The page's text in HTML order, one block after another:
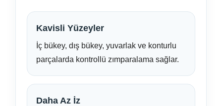
Kavisli Yüzeyler
İç bükey, dış bükey, yuvarlak ve konturlu
parçalarda kontrollü zımparalama sağlar.
Daha Az İz